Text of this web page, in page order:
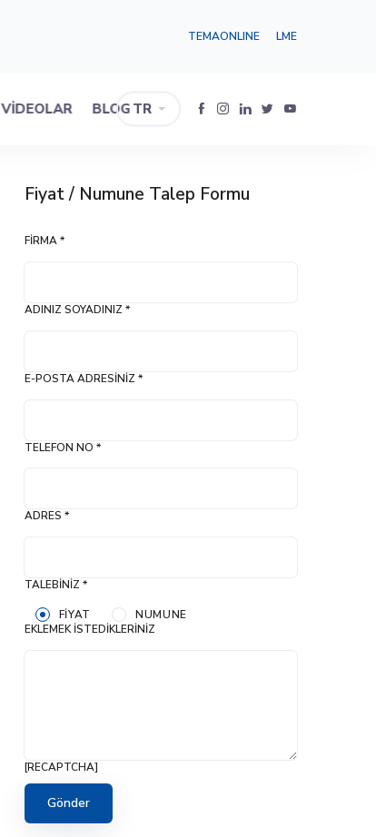
TEMAONLINE LME
VIDEOLAR BLOG TR
Fiyat / Numune Talep Formu
FIRMA *
ADINIZ SOYADINIZ *
E-POSTA ADRESINIZ *
TELEFON NO *
ADRES *
TALEBINIZ *
FIYAT
NUMUNE
EKLEMEK İSTEDIKLERINIZ
[RECAPTCHA]